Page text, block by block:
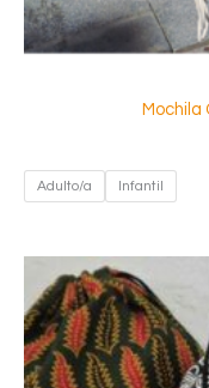
Mochila
Adulto/a Infantil